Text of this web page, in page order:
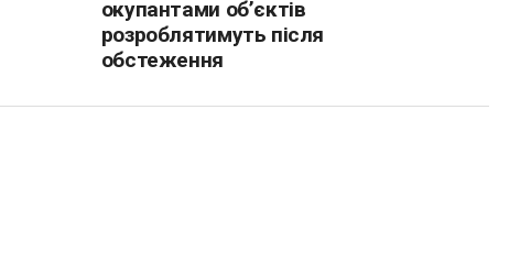
окупантами об’єктів
розроблятимуть після
обстеження